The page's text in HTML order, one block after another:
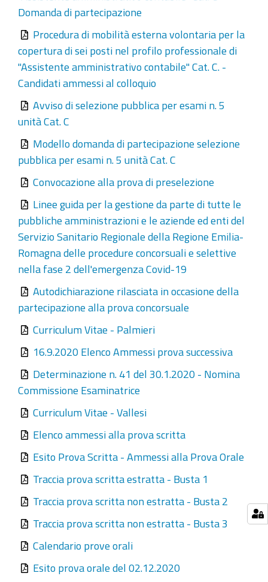
Domanda di partecipazione
Procedura di mobilità esterna volontaria per la
copertura di sei posti nel profilo professionale di
"Assistente amministrativo contabile" Cat. C. -
Candidati ammessi al colloquio
Avviso di selezione pubblica per esami n. 5
unità Cat. C
Modello domanda di partecipazione selezione
pubblica per esami n. 5 unità Cat. C
Convocazione alla prova di preselezione
Linee guida per la gestione da parte di tutte le
pubbliche amministrazioni e le aziende ed enti del
Servizio Sanitario Regionale della Regione Emilia-
Romagna delle procedure concorsuali e selettive
nella fase 2 dell'emergenza Covid-19
Autodichiarazione rilasciata in occasione della
partecipazione alla prova concorsuale
Curriculum Vitae - Palmieri
16.9.2020 Elenco Ammessi prova successiva
Determinazione n. 41 del 30.1.2020 - Nomina
Commissione Esaminatrice
Curriculum Vitae - Vallesi
Elenco ammessi alla prova scritta
Esito Prova Scritta - Ammessi alla Prova Orale
Traccia prova scritta estratta - Busta 1
Traccia prova scritta non estratta - Busta 2
Traccia prova scritta non estratta - Busta 3
Calendario prove orali
Esito prova orale del 02.12.2020